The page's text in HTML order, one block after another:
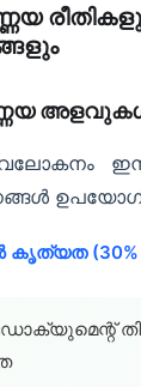
കൃത്യത (30%